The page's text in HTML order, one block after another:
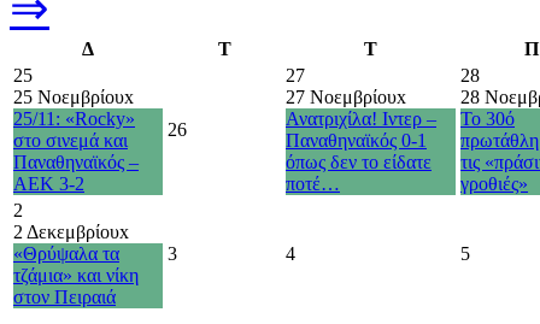
Δ Τ Τ
Π
25
25 Νοεμβρίουx
25/11: «Rocky»
στο σινεμά και
Παναθηναϊκός –
ΑΕΚ 3-2
26
27
27 Νοεμβρίουx
Ανατριχίλα! Ιντερ –
Παναθηναϊκός 0-1
όπως δεν το είδατε
ποτέ…
28
28
Το 30ό
τις
γροθιές»
2
2 Δεκεμβρίουx
«Θρύψαλα τα
τζάμια» και νίκη
στον Πειραιά
3 4 5